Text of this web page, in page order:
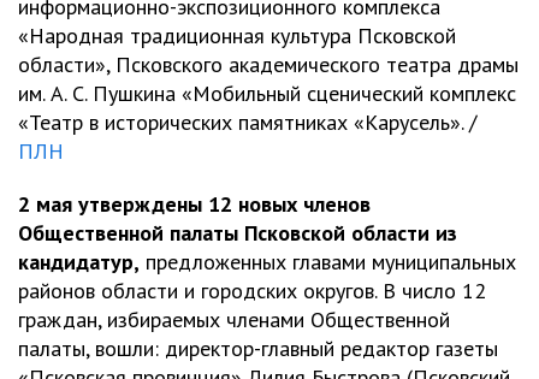
информационно-экспозиционного комплекса
«Народная традиционная культура Псковской
области», Псковского академического театра драмы
им. А. С. Пушкина «Мобильный сценический комплекс
«Театр в исторических памятниках «Карусель». /
ПЛН
2 мая утверждены 12 новых членов
Общественной палаты Псковской области из
кандидатур, предложенных главами муниципальных
районов области и городских округов. В число 12
граждан, избираемых членами Общественной
палаты, вошли: директор-главный редактор газеты